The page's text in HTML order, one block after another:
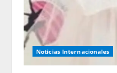
Noticias Internacionales